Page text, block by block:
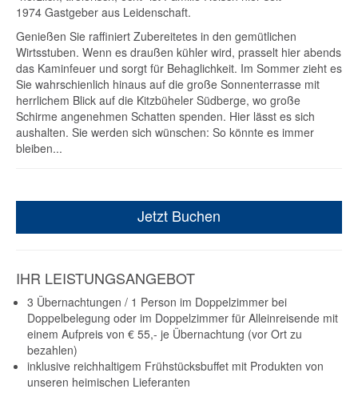
1974 Gastgeber aus Leidenschaft.
Genießen Sie raffiniert Zubereitetes in den gemütlichen
Wirtsstuben. Wenn es draußen kühler wird, prasselt hier abends
das Kaminfeuer und sorgt für Behaglichkeit. Im Sommer zieht es
Sie wahrschienlich hinaus auf die große Sonnenterrasse mit
herrlichem Blick auf die Kitzbüheler Südberge, wo große
Schirme angenehmen Schatten spenden. Hier lässt es sich
aushalten. Sie werden sich wünschen: So könnte es immer
bleiben...
Jetzt Buchen
IHR LEISTUNGSANGEBOT
3 Übernachtungen / 1 Person im Doppelzimmer bei
Doppelbelegung oder im Doppelzimmer für Alleinreisende mit
einem Aufpreis von € 55,- je Übernachtung (vor Ort zu
bezahlen)
inklusive reichhaltigem Frühstücksbuffet mit Produkten von
unseren heimischen Lieferanten